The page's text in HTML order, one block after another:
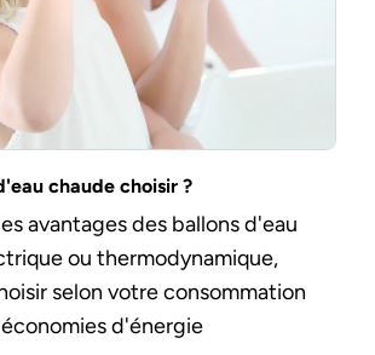
chaude choisir ?
avantages des ballons d'eau
ou thermodynamique,
selon votre consommation
d'énergie